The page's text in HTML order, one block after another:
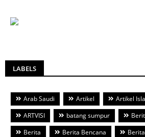
LABELS
Arab Saudi Artikel Artikel
ARTVISI
batang sumpur Berit
Berita
Berita Bencana